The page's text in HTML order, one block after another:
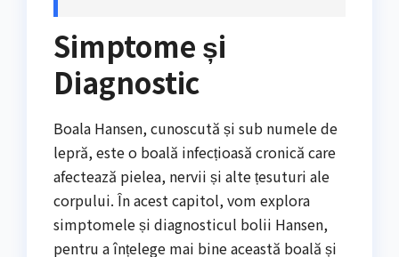
Simptome și
Diagnostic
Boala Hansen, cunoscută și sub numele de
lepră, este o boală infecțioasă cronică care
afectează pielea, nervii și alte țesuturi ale
corpului. În acest capitol, vom explora
simptomele și diagnosticul bolii Hansen,
pentru a înțelege mai bine această boală și